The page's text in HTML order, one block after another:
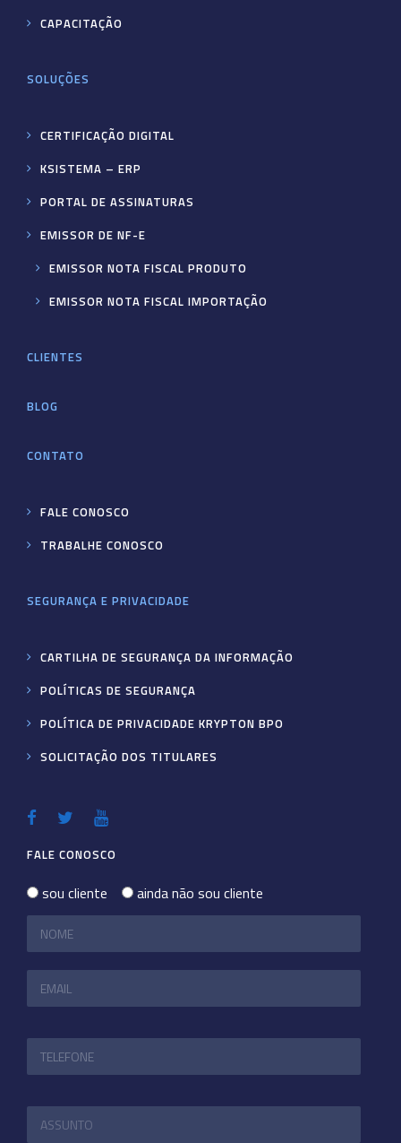
CAPACITAÇÃO
SOLUÇÕES
CERTIFICAÇÃO DIGITAL
KSISTEMA – ERP
PORTAL DE ASSINATURAS
EMISSOR DE NF-E
EMISSOR NOTA FISCAL PRODUTO
EMISSOR NOTA FISCAL IMPORTAÇÃO
CLIENTES
BLOG
CONTATO
FALE CONOSCO
TRABALHE CONOSCO
SEGURANÇA E PRIVACIDADE
CARTILHA DE SEGURANÇA DA INFORMAÇÃO
POLÍTICAS DE SEGURANÇA
POLÍTICA DE PRIVACIDADE KRYPTON BPO
SOLICITAÇÃO DOS TITULARES
FALE CONOSCO
sou cliente ainda não sou cliente